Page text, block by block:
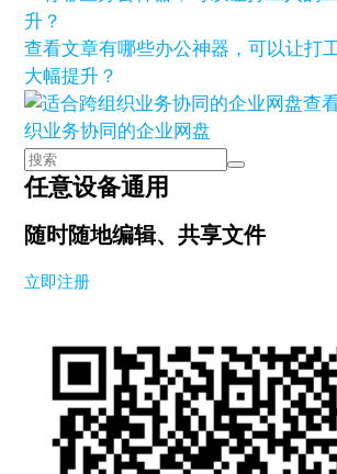
查看文章有哪些办公神器，可以让打
大幅提升？
查
织业务协同的企业网盘
任意设备通用
随时随地编辑、共享文件
立即注册